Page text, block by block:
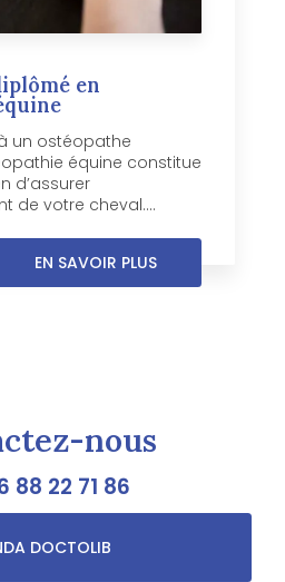
en
un ostéopathe
équine constitue
d’assurer
de votre cheval....
EN SAVOIR PLUS
nous
88 22 71 86
DOCTOLIB